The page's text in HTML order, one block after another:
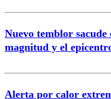
Nuevo temblor
magnitud y el
Alerta por calor